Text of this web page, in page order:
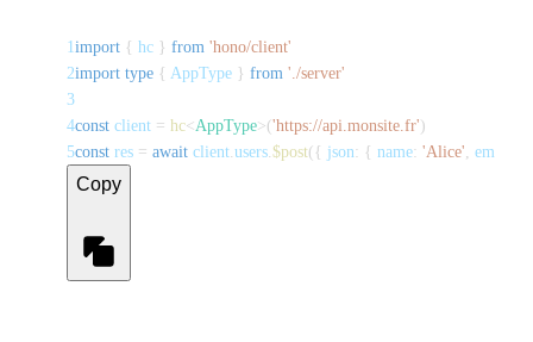
1import { hc } from 'hono/client'
2import type { AppType } from './server'
3
4const client = hc<AppType>('https://api.monsite.fr')
5const res = await client users $post( { json: { name: 'Alice' email
Copy